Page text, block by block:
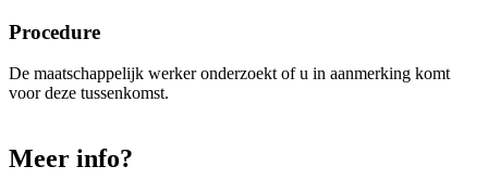
Procedure
De maatschappelijk werker onderzoekt of u in aanmerking komt
voor deze tussenkomst.
Meer info?